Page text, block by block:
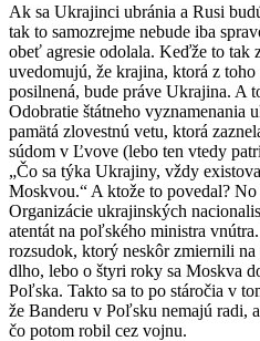
Ak sa Ukrajinci ubránia a Rusi
tak to samozrejme nebude iba
obeť agresie odolala. Keďže to tak
uvedomujú, že krajina, ktorá z
posilnená, bude práve Ukrajina. A
Odobratie štátneho vyznamenania
pamätá zlovestnú vetu, ktorá
súdom v Ľvove (lebo ten vtedy
„Čo sa týka Ukrajiny, vždy
Moskvou.“ A ktože to povedal? No
Organizácie ukrajinských
atentát na poľského ministra
rozsudok, ktorý neskôr zmiernili
dlho, lebo o štyri roky sa Moskva
Poľska. Takto sa to po stáročia v
že Banderu v Poľsku nemajú radi,
čo potom robil cez vojnu.